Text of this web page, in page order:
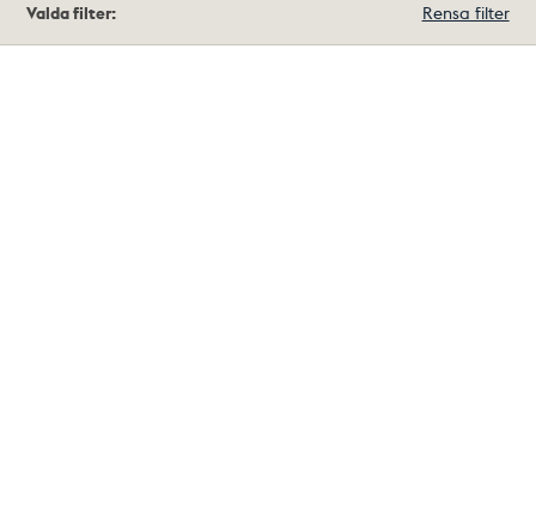
träffar
Valda filter: Rensa filter